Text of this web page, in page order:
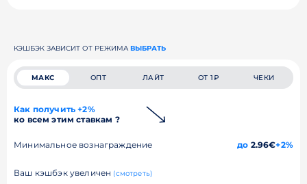
КЭШБЭК ЗАВИСИТ ОТ РЕЖИМА ВЫБРАТЬ
МАКС ОПТ ЛАЙТ ОТ 1₽ ЧЕКИ
Как получить +2%
ко всем этим ставкам ?
Минимальное вознаграждение до 2.96€+2%
Ваш кэшбэк увеличен (смотреть)